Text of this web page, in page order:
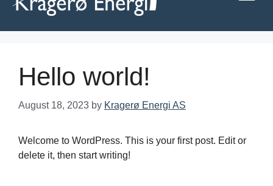
Hello world!
August 18, 2023 by Kragerø Energi AS
Welcome to WordPress. This is your first post. Edit or
delete it, then start writing!